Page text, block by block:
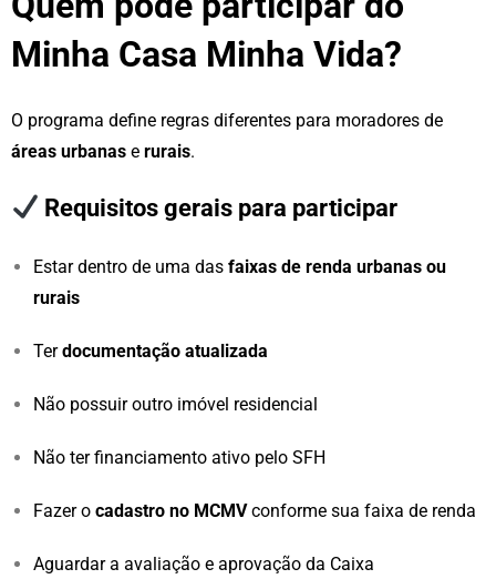
Minha Casa Minha Vida?
O programa define regras diferentes para moradores de
áreas urbanas e rurais.
Requisitos gerais para participar
Estar dentro de uma das faixas de renda urbanas ou
rurais
Terdocumentação atualizada
Não possuir outro imóvel residencial
Não ter financiamento ativo pelo SFH
Fazer o cadastro no MCMVconforme sua faixa de renda
Aguardar a avaliação e aprovação da Caixa